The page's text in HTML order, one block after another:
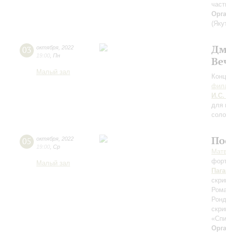
03 октября 2022
19:00 Пн
Малый зал
И.С.
для
соло
05 октября 2022
19:00 Ср
Малый зал